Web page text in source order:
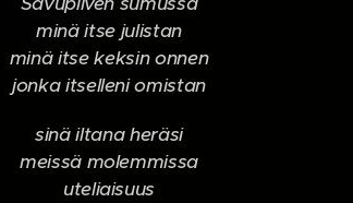
minä itse julistan
minä itse keksin onnen
jonka itselleni omistan
sinä iltana heräsi
meissä molemmissa
uteliaisuus